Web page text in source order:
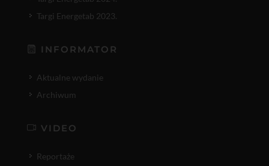
Targi Energetab 2023.
INFORMATOR
Aktualne wydanie
Archiwum
VIDEO
Reportaże